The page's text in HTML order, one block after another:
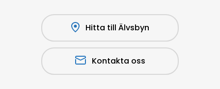
Hitta till Älvsbyn
Kontakta oss